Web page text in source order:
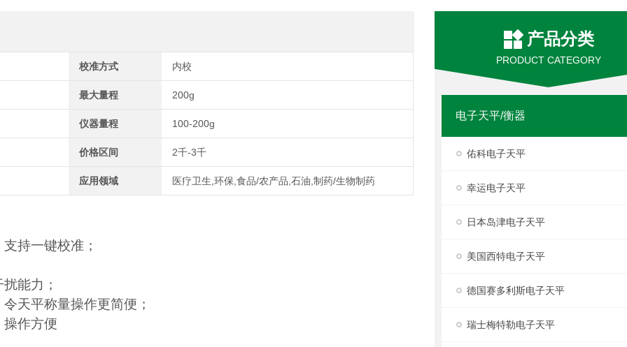
产品分类
PRODUCT CATEGORY
电子天平/衡器
佑科电子天平
幸运电子天平
日本岛津电子天平
美国西特电子天平
德国赛多利斯电子天平
瑞士梅特勒电子天平
校准方式 内校
最大量程 200g
仪器量程 100-200g
价格区间 2千-3千
应用领域 医疗卫生,环保,食品/农产品,石油,制药/生物制药
持一键校准；
能力；
天平称量操作更简便；
操作方便